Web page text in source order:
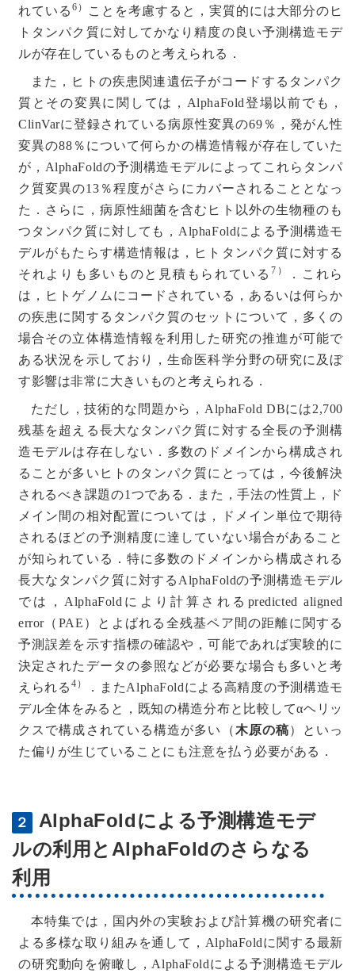
れている 6）
ことを考慮すると，実質的には大部分のヒ
トタンパク質に対してかなり精度の良い予測構造モデ
ルが存在しているものと考えられる．
また，ヒトの疾患関連遺伝子がコードするタンパク
質とその変異に関しては，AlphaFold登場以前でも，
ClinVarに登録されている病原性変異の69％，発がん性
変異の88％について何らかの構造情報が存在していた
が，AlphaFoldの予測構造モデルによってこれらタンパ
ク質変異の13％程度がさらにカバーされることとなっ
た．さらに，病原性細菌を含むヒト以外の生物種のも
つタンパク質に対しても，AlphaFoldによる予測構造モ
デルがもたらす構造情報は，ヒトタンパク質に対する
それよりも多いものと見積もられている 7）
．これら
は，ヒトゲノムにコードされている，あるいは何らか
の疾患に関するタンパク質のセットについて，多くの
場合その立体構造情報を利用した研究の推進が可能で
ある状況を示しており，生命医科学分野の研究に及ぼ
す影響は非常に大きいものと考えられる．
ただし，技術的な問題から，AlphaFold DBには2,700
残基を超える長大なタンパク質に対する全長の予測構
造モデルは存在しない．多数のドメインから構成され
ることが多いヒトのタンパク質にとっては，今後解決
されるべき課題の1つである．また，手法の性質上，ド
メイン間の相対配置については，ドメイン単位で期待
されるほどの予測精度に達していない場合があること
が知られている．特に多数のドメインから構成される
長大なタンパク質に対するAlphaFoldの予測構造モデル
では，AlphaFoldにより計算されるpredicted aligned
error（PAE）とよばれる全残基ペア間の距離に関する
予測誤差を示す指標の確認や，可能であれば実験的に
決定されたデータの参照などが必要な場合も多いと考
えられる 4）
．またAlphaFoldによる高精度の予測構造モ
デル全体をみると，既知の構造分布と比較してαヘリッ
クスで構成されている構造が多い（木原の稿）といっ
た偏りが生じていることにも注意を払う必要がある．
２
AlphaFoldによる予測構造モデ
ルの利用とAlphaFoldのさらなる
利用
本特集では，国内外の実験および計算機の研究者に
よる多様な取り組みを通して，AlphaFoldに関する最新
の研究動向を俯瞰し，AlphaFoldによる予測構造モデル